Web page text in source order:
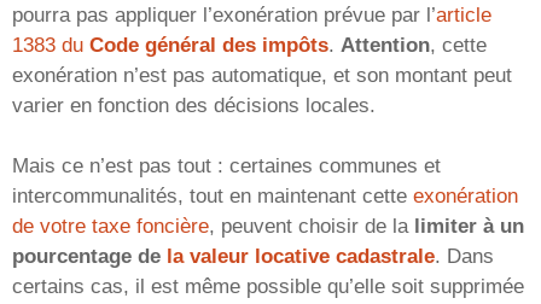
pourra pas appliquer l’exonération prévue par l’article
1383 du Code général des impôts. Attention, cette
exonération n’est pas automatique, et son montant peut
varier en fonction des décisions locales.
Mais ce n’est pas tout : certaines communes et
intercommunalités, tout en maintenant cette exonération
de votre taxe foncière, peuvent choisir de la limiter à un
pourcentage de la valeur locative cadastrale. Dans
certains cas, il est même possible qu’elle soit supprimée